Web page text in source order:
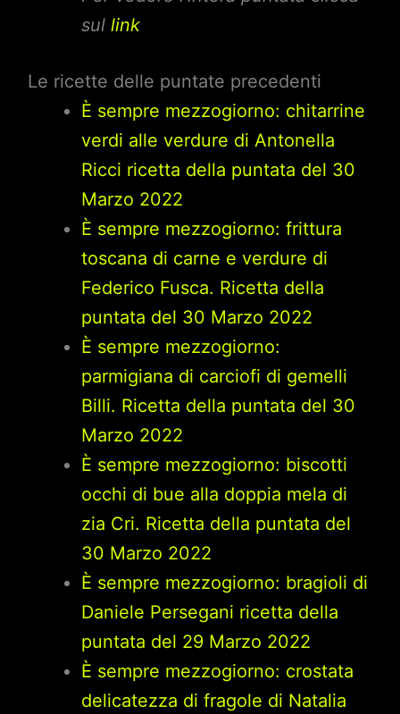
sul link
Le ricette delle puntate precedenti
È sempre mezzogiorno: chitarrine
verdi alle verdure di Antonella
Ricci ricetta della puntata del 30
Marzo 2022
È sempre mezzogiorno: frittura
toscana di carne e verdure di
Federico Fusca. Ricetta della
puntata del 30 Marzo 2022
È sempre mezzogiorno:
parmigiana di carciofi di gemelli
Billi. Ricetta della puntata del 30
Marzo 2022
È sempre mezzogiorno: biscotti
occhi di bue alla doppia mela di
zia Cri. Ricetta della puntata del
30 Marzo 2022
È sempre mezzogiorno: bragioli di
Daniele Persegani ricetta della
puntata del 29 Marzo 2022
È sempre mezzogiorno: crostata
delicatezza di fragole di Natalia